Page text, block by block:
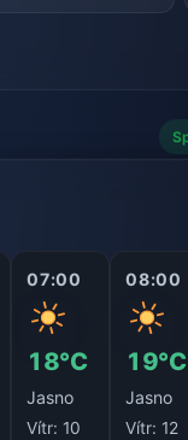
07:00
18°C
Jasno
Vítr:10
08:00
19°C
Jasno
Vítr:12